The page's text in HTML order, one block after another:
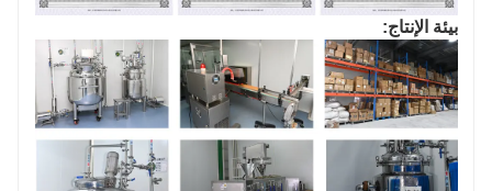
بيئة الإنتاج: